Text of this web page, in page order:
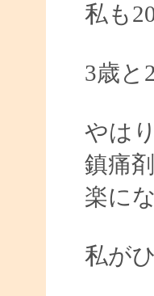
私も
3歳と
やは
鎮痛
楽に
私が